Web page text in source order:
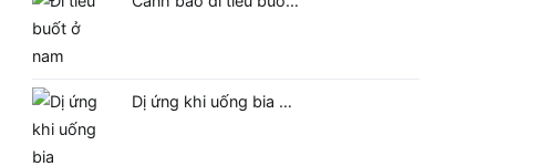
Dị ứng khi uống bia …